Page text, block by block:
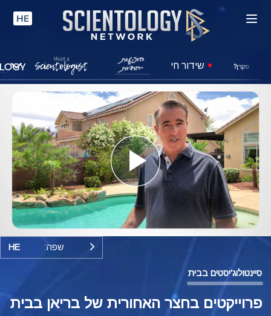
HE
סקרן? שידור חי
Play
Video
שפה: HE
סיינטולוג'יסטים בבית
פרוייקטים בחצר האחורית של בריאן בבית